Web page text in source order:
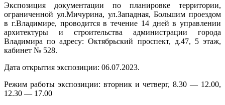
Экспозиция документации по планировке территории,
ограниченной ул.Мичурина, ул.Западная, Большим проездом
в г.Владимире, проводится в течение 14 дней в управлении
архитектуры и строительства администрации города
Владимира по адресу: Октябрьский проспект, д.47, 5 этаж,
кабинет № 528.
Дата открытия экспозиции: 06.07.2023.
Режим работы экспозиции: вторник и четверг, 8.30 — 12.00,
12.30 — 17.00